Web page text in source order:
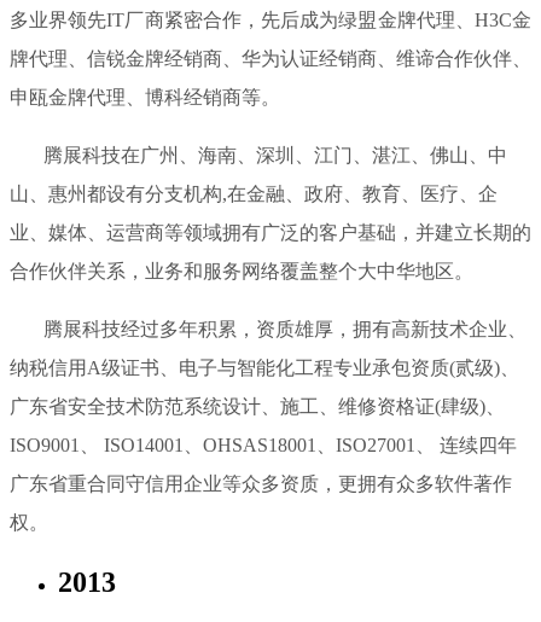
多业界领先IT厂商紧密合作，先后成为绿盟金牌代理、H3C金
牌代理、信锐金牌经销商、华为认证经销商、维谛合作伙伴、
申瓯金牌代理、博科经销商等。
腾展科技在广州、海南、深圳、江门、湛江、佛山、中
山、惠州都设有分支机构,在金融、政府、教育、医疗、企
业、媒体、运营商等领域拥有广泛的客户基础，并建立长期的
合作伙伴关系，业务和服务网络覆盖整个大中华地区。
腾展科技经过多年积累，资质雄厚，拥有高新技术企业、
纳税信用A级证书、电子与智能化工程专业承包资质(贰级)、
广东省安全技术防范系统设计、施工、维修资格证(肆级)、
ISO9001、 ISO14001、OHSAS18001、ISO27001、 连续四年
广东省重合同守信用企业等众多资质，更拥有众多软件著作
权。
2013